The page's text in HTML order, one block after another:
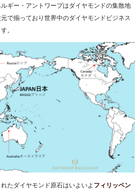
ギー・アントワープはダイヤモンドの集散地
で揃っており世界中のダイヤモンドビジネス
。
たダイヤモンド原石はいよいよフィリッペン